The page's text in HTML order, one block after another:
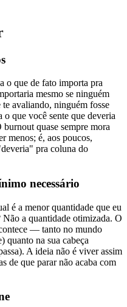
o que de fato importa pra
mesmo se ninguém
te avaliando, ninguém fosse
que você sente que deveria
quase sempre mora
menos; é, aos poucos,
pra coluna do
necessário
é a menor quantidade que eu
a quantidade otimizada. O
— tanto no mundo
quanto na sua cabeça
A ideia não é viver assim
de que parar não acaba com